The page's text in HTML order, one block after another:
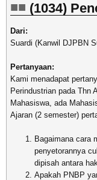
(1034)
Dari:
Suardi (Kanwil DJPBN
Pertanyaan:
Kami menadapat
Perindustrian pada Thn
Mahasiswa, ada
Ajaran (2 semester)
Bagaimana cara
penyetorannya
dipisah antara
Apakah PNBP